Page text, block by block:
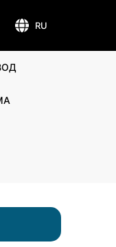
RU